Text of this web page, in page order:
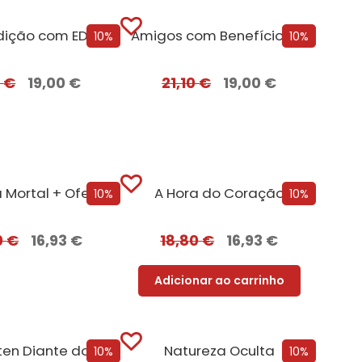
10%
A Farsa Edição com EDGES
€ 19,00 €
10%
Amigos com Benefícios Edição com EDGES
21,10€ 19,00 €
10%
Ganância Mortal + Oferta Criação Mortal
€ 16,93 €
10%
A Hora do Coração
18,80€ 16,93 €
Adicionar ao carrinho
10%
Jane Austen Diante do Mar + Oferta Herdeira Inesperada 10%
Natureza Oculta